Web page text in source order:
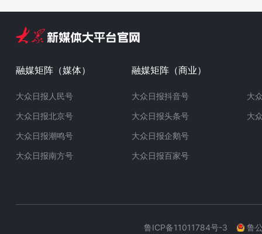
融媒矩阵（媒体）
大众日报人民号
大众日报北京号
大众日报潮鸣号
大众日报南方号
融媒矩阵（商业）
大众日报抖音号
大众日报头条号
大众日报企鹅号
大众日报百家号
大
大
鲁ICP备11011784号-3 鲁